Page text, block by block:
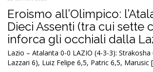
Eroismo all’Olimpico:
Dieci Assenti (tra cui sette
inforca gli occhiali dalla
Lazio – Atalanta 0-0 LAZIO (4-3-3): Strakosha
Lazzari 6), Luiz Felipe 6,5, Patric 6,5, Marusic